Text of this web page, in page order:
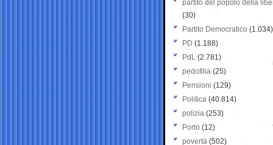
partito del popolo della
(30)
Partito Democratico (1.034)
PD (1.188)
PdL (2.781)
pedofilia (25)
Pensioni (129)
Politica (40.814)
polizia (253)
Porto (12)
povertà (502)